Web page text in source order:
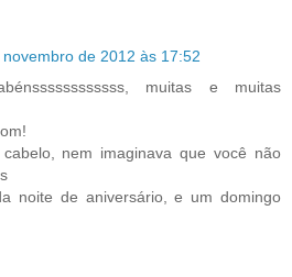
de 2012 às 17:52
muitas e muitas
nem imaginava que você não
noite de aniversário, e um domingo